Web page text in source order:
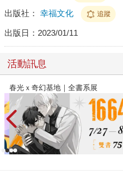
出版社： 幸福文化 追蹤
出版日： 2023/01/11
活動訊息
2026金石堂暑假漫博〈你好，我吃